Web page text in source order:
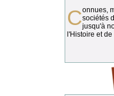
Connues, méconnues, ou inconnues, lessociétés
jusqu'à
l'Histoire et